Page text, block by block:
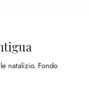
natalizio. Fondo